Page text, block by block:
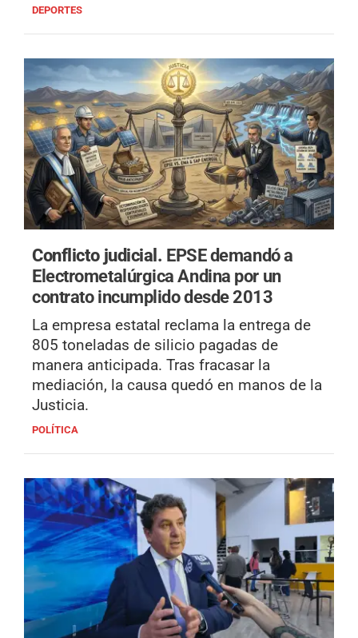
DEPORTES
Conflicto judicial. EPSE demandó a
Electrometalúrgica Andina por un
contrato incumplido desde 2013
La empresa estatal reclama la entrega de
805 toneladas de silicio pagadas de
manera anticipada. Tras fracasar la
mediación, la causa quedó en manos de la
Justicia.
POLÍTICA